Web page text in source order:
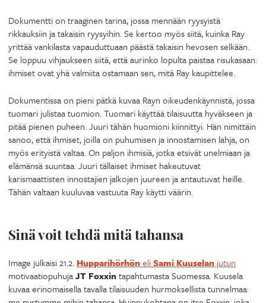
Dokumentti on traaginen tarina, jossa mennään ryysyistä
rikkauksiin ja takaisin ryysyihin. Se kertoo myös siitä, kuinka Ray
yrittää vankilasta vapauduttuaan päästä takaisin hevosen selkään.
Se loppuu vihjaukseen siitä, että aurinko lopulta paistaa risukasaan:
ihmiset ovat yhä valmiita ostamaan sen, mitä Ray kaupittelee.
Dokumentissa on pieni pätkä kuvaa Rayn oikeudenkäynnistä, jossa
tuomari julistaa tuomion. Tuomari käyttää tilaisuutta hyväkseen ja
pitää pienen puheen. Juuri tähän huomioni kiinnittyi. Hän nimittäin
sanoo, että ihmiset, joilla on puhumisen ja innostamisen lahja, on
myös erityistä valtaa. On paljon ihmisiä, jotka etsivät unelmiaan ja
elämänsä suuntaa. Juuri tällaiset ihmiset hakeutuvat
karismaattisten innostajien jalkojen juureen ja antautuvat heille.
Tähän valtaan kuuluvaa vastuuta Ray käytti väärin.
Sinä voit tehdä mitä tahansa
Image julkaisi 21.2. HupparihörhöneliSami Kuuselan jutun
motivaatiopuhujaJT Foxxintapahtumasta Suomessa. Kuusela
kuvaa erinomaisella tavalla tilaisuuden hurmoksellista tunnelmaa: